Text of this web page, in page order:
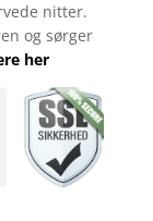
nitter.
og sørger
her